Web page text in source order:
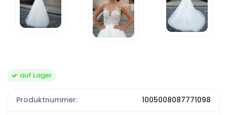
auf Lager
Produktnummer: 1005008087771098